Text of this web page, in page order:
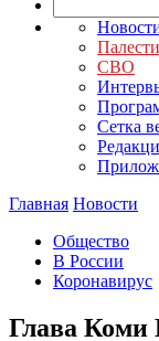
СВО
Сетка
Главная Новости
Общество
В России
Коронавирус
Глава Коми